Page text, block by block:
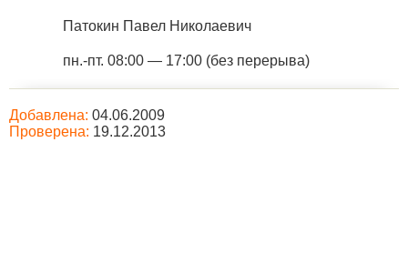
Патокин Павел Николаевич
пн.-пт. 08:00 — 17:00 (без перерыва)
Добавлена: 04.06.2009
Проверена: 19.12.2013